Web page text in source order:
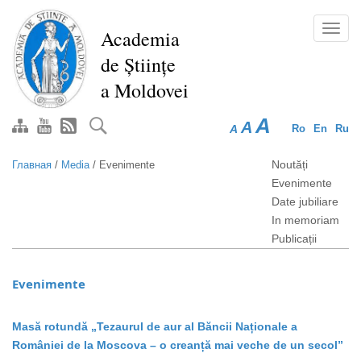
Перейти
основному
содержанию
Academia
de Științe
a Moldovei
Ro En Ru
A A A
Главная / Media/ Evenimente
Noutăți
Evenimente
Date jubiliare
In memoriam
Publicații
Evenimente
Masă rotundă „Tezaurul de aur al Băncii Naționale a
României de la Moscova – o creanță mai veche de un secol”